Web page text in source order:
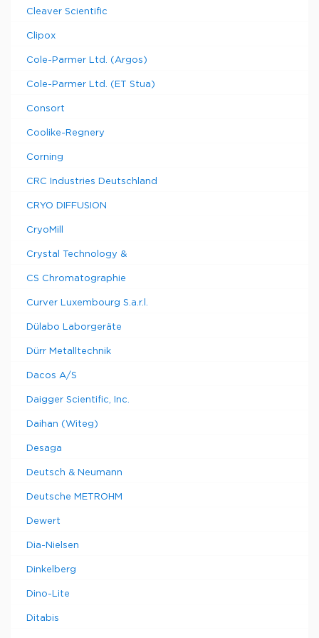
Cleaver Scientific
Clipox
Cole-Parmer Ltd. (Argos)
Cole-Parmer Ltd. (ET Stua)
Consort
Coolike-Regnery
Corning
CRC Industries Deutschland
CRYO DIFFUSION
CryoMill
Crystal Technology &
CS Chromatographie
Curver Luxembourg S.a.r.l.
Dülabo Laborgeräte
Dürr Metalltechnik
Dacos A/S
Daigger Scientific, Inc.
Daihan (Witeg)
Desaga
Deutsch & Neumann
Deutsche METROHM
Dewert
Dia-Nielsen
Dinkelberg
Dino-Lite
Ditabis